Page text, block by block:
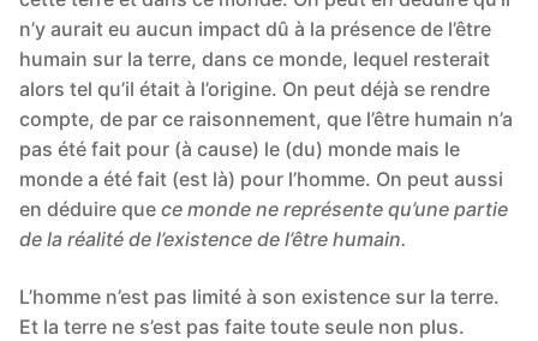
n’y aurait eu aucun impact dû à la présence de l’être
humain sur la terre, dans ce monde, lequel resterait
alors tel qu’il était à l’origine. On peut déjà se rendre
compte, de par ce raisonnement, que l’être humain n’a
pas été fait pour (à cause) le (du) monde mais le
monde a été fait (est là) pour l’homme. On peut aussi
en déduire que ce monde ne représente qu’une partie
de la réalité de l’existence de l’être humain.
L’homme n’est pas limité à son existence sur la terre.
Et la terre ne s’est pas faite toute seule non plus.